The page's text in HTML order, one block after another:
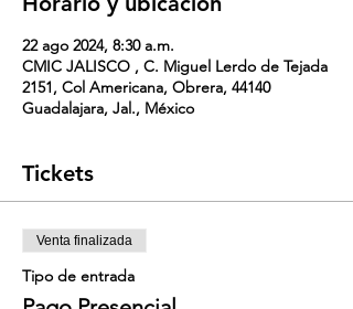
22 ago 2024, 8:30 a.m.
CMIC JALISCO , C. Miguel Lerdo de Tejada
2151, Col Americana, Obrera, 44140
Guadalajara, Jal., México
Tickets
Venta finalizada
Tipo de entrada